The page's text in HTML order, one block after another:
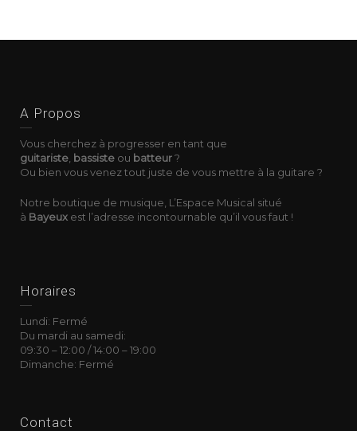
A Propos
Vous cherchez à progresser en tant que
guitariste bassiste ou batteur?
Ou bien vous venez tout juste de vous mettre à la guitare ?
Notre boutique de musique, L’Espace Musical situé
à Bayeux est l’adresse incontournable qu’il vous faut !
Horaires
Lundi: Fermé
Du mardi au samedi:
09:30 –12:00 /14:00 –19:00
Dimanche: Fermé
Contact